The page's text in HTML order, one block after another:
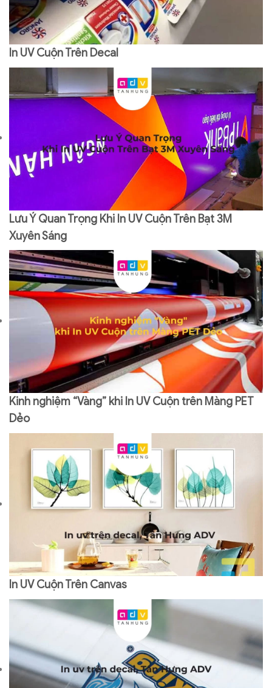
In UV Cuộn Trên Decal
Lưu Ý Quan Trọng Khi In UV Cuộn Trên Bạt 3M
Xuyên Sáng
Kinh nghiệm “Vàng” khi In UV Cuộn trên Màng PET
Dẻo
In UV Cuộn Trên Canvas